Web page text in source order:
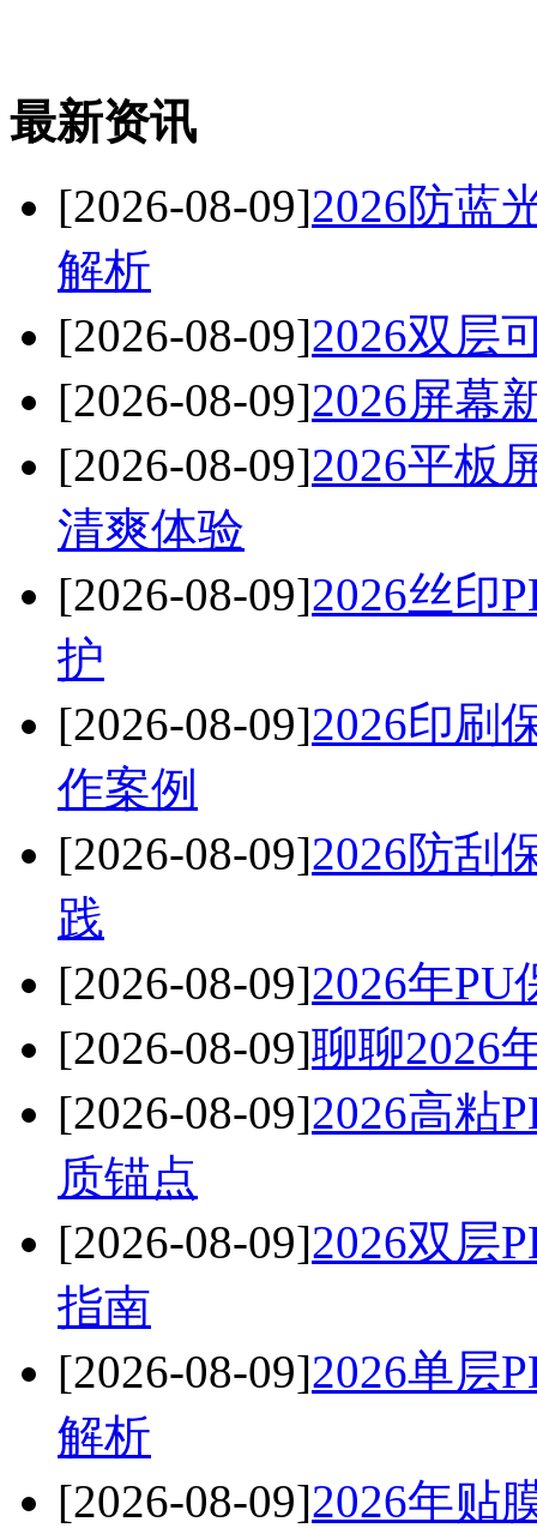
最新资讯
[2026-08-09]2026防蓝
解析
[2026-08-09]2026双层
[2026-08-09]2026屏幕
[2026-08-09]2026平板
清爽体验
[2026-08-09]2026丝印
护
[2026-08-09]2026印刷
作案例
[2026-08-09]2026防刮
践
[2026-08-09]2026年
[2026-08-09]聊聊2026
[2026-08-09]2026高粘
质锚点
[2026-08-09]2026双层
指南
[2026-08-09]2026单层
解析
[2026-08-09]2026年贴